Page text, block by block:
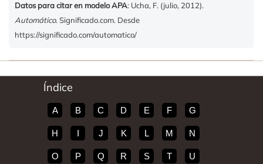
Datos para citar en modelo APA: Ucha, F. (julio, 2012).
Automático. Significado.com. Desde
https://significado.com/automatico/
Índice
A B C D E F G
H I J K L M N
O P Q R S T U